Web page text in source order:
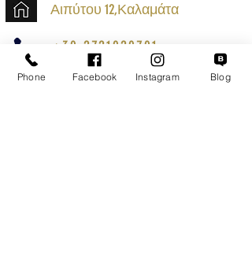
Αιπύτου 12,Καλαμάτα
+30 2721020701
k.mouzos.wix@gmail.com
Phone Facebook Instagram Blog